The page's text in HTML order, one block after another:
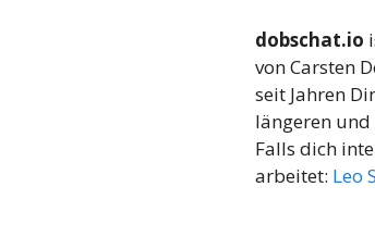
dobschat.io
von Carsten
seit Jahren
längeren und
Falls dich
arbeitet: Leo